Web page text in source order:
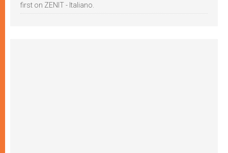
first on ZENIT - Italiano.